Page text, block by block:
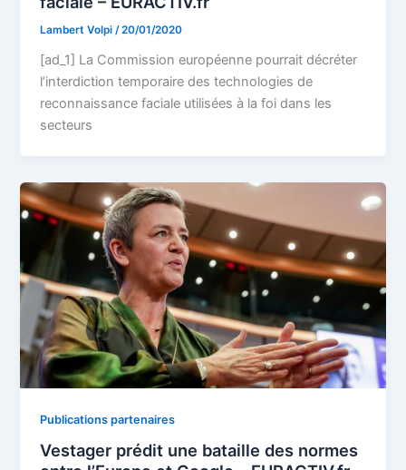
Lambert Volpi/20/01/2020
[ad_1] La Commission européenne pourrait décréter
l’interdiction temporaire des technologies de
reconnaissance faciale utilisées à la foi dans les
secteurs
Publications partenaires
Vestager prédit une bataille des normes